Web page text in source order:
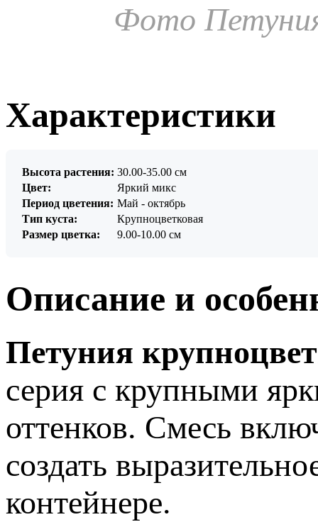
Фото
Характеристики
Высота растения: 30.00-35.00 см
Цвет:
Яркий микс
Период цветения: Май - октябрь
Тип куста:
Крупноцветковая
Размер цветка:
9.00-10.00 см
Описание и
Петуния
серия с крупными
оттенков. Смесь
создать
контейнере.